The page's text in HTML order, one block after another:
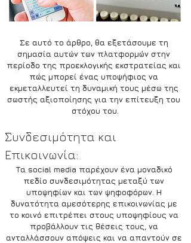
Σε αυτό το άρθρο, θα εξετάσουμε τη
σημασία αυτών των πλατφορμών στην
περίοδο της προεκλογικής εκστρατείας και
πώς μπορεί ένας υποψήφιος να
εκμεταλλευτεί τη δυναμική τους μέσω της
σωστής αξιοποίησης για την επίτευξη του
στόχου του.
Συνδεσιμότητα και
Επικοινωνία:
Τα social media παρέχουν ένα μοναδικό
πεδίο συνδεσιμότητας μεταξύ των
υποψηφίων και των ψηφοφόρων. Η
δυνατότητα αμεσότερης επικοινωνίας με
το κοινό επιτρέπει στους υποψηφίους να
προβάλλουν τις θέσεις τους, να
ανταλλάσσουν απόψεις και να απαντούν σε